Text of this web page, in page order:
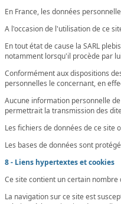
En France, les données
A l'occasion de l'utilisation de ce
En tout état de cause la SARL
notamment lorsqu'il procède par
Conformément aux dispositions
personnelles le concernant, en
Aucune information personnelle
permettrait la transmission des
Les fichiers de données de ce site
Les bases de données sont
8 - Liens hypertextes et cookies
Ce site contient un certain nombre
La navigation sur ce site est